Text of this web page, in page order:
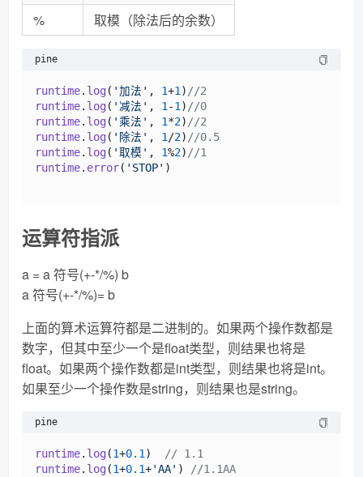
%
取模（除法后的余数）
pine
runtime. log( '加法' , 1+1)//2
runtime. log( '减法' , 1-1)//0
runtime. log( '乘法' , 1*2)//2
runtime. log( '除法' , 1/2)//0.5
runtime. log( '取模' , 1%2)//1
runtime. error( 'STOP' )
运算符指派
a = a 符号(+-*/%) b
a 符号(+-*/%)= b
上面的算术运算符都是二进制的。如果两个操作数都是
数字，但其中至少一个是float类型，则结果也将是
float。如果两个操作数都是int类型，则结果也将是int。
如果至少一个操作数是string，则结果也是string。
pine
runtime. log(1+0.1) // 1.1
runtime. log(1+0.1+'AA' ) //1.1AA